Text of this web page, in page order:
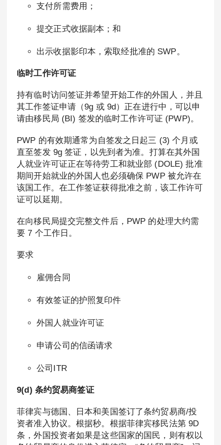
支付所需费用；
提交正式收据副本；和
出示收据影印本，索取经批准的 SWP。
临时工作许可证
持有临时访问签证并希望开始工作的外国人，并且
其工作签证申请（9g 或 9d）正在进行中，可以申
请由移民局 (BI) 签发的临时工作许可证 (PWP)。
PWP 的有效期通常为自签发之日起三 (3) 个月或
直至签发 9g 签证，以先到者为准。打算在其外国
人就业许可证正在等待劳工和就业部 (DOLE) 批准
期间开始就业的外国人也必须确保 PWP 被允许在
该国工作。在工作签证获得批准之前，该工作许可
证可以延期。
在向移民局提交完整文件后，PWP 的处理大约需
要 7 个工作日。
要求
雇佣合同
有效签证的护照复印件
外国人就业许可证
申请公司的信函请求
公司ITR
9(d) 条约贸易商签证
菲律宾与德国、日本和美国签订了条约贸易商/投
资者准入协议。根据秒。根据菲律宾移民法第 9D
条，外国投资者如果是这些国家的国民，则有权以